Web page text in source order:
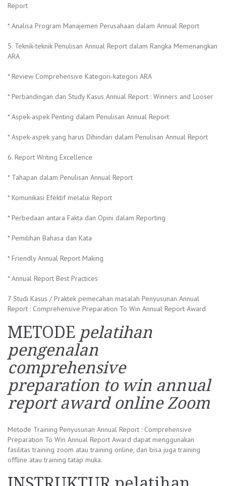
Report
* Analisa Program Manajemen Perusahaan dalam Annual Report
5. Teknik-teknik Penulisan Annual Report dalam Rangka Memenangkan
ARA
* Review Comprehensive Kategori-kategori ARA
* Perbandingan dan Study Kasus Annual Report : Winners and Looser
* Aspek-aspek Penting dalam Penulisan Annual Report
* Aspek-aspek yang harus Dihindari dalam Penulisan Annual Report
6. Report Writing Excellence
* Tahapan dalam Penulisan Annual Report
* Komunikasi Efektif melalui Report
* Perbedaan antara Fakta dan Opini dalam Reporting
* Pemilihan Bahasa dan Kata
* Friendly Annual Report Making
* Annual Report Best Practices
7 Studi Kasus / Praktek pemecahan masalah Penyusunan Annual
Report : Comprehensive Preparation To Win Annual Report Award
METODE pelatihan
pengenalan
comprehensive
preparation to win annual
report award online Zoom
Metode Training Penyusunan Annual Report : Comprehensive
Preparation To Win Annual Report Award dapat menggunakan
fasilitas training zoom atau training online, dan bisa juga training
offline atau training tatap muka.